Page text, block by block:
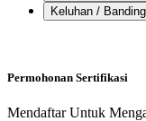
Keluhan / Banding
Permohonan Sertifikasi
Mendaftar Untuk